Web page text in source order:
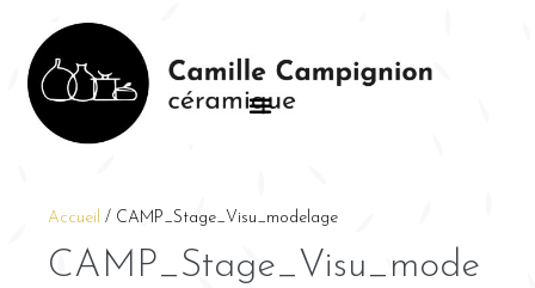
Accueil / CAMP_Stage_Visu_modelage
CAMP_Stage_Visu_mode